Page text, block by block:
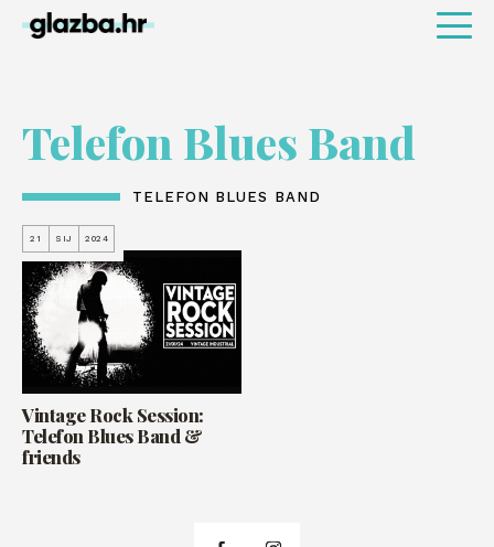
Telefon Blues Band
TELEFON BLUES BAND
21 SIJ 2024
Vintage Rock Session:
Telefon Blues Band &
friends